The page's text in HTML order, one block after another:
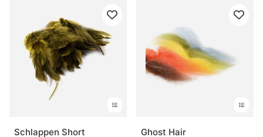
Schlappen Short Ghost Hair